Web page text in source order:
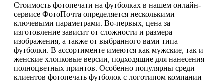
Стоимость фотопечати на футболках в нашем онлайн-
сервисе ФотоПочта определяется несколькими
ключевыми параметрами. Во-первых, цена за
изготовление зависит от сложности и размера
изображения, а также от выбранного вами типа
футболки. В ассортименте имеются как мужские, так и
женские хлопковые версии, подходящие для нанесения
полноцветных принтов. Особенно популярны среди
клиентов фотопечать футболок с логотипом компании